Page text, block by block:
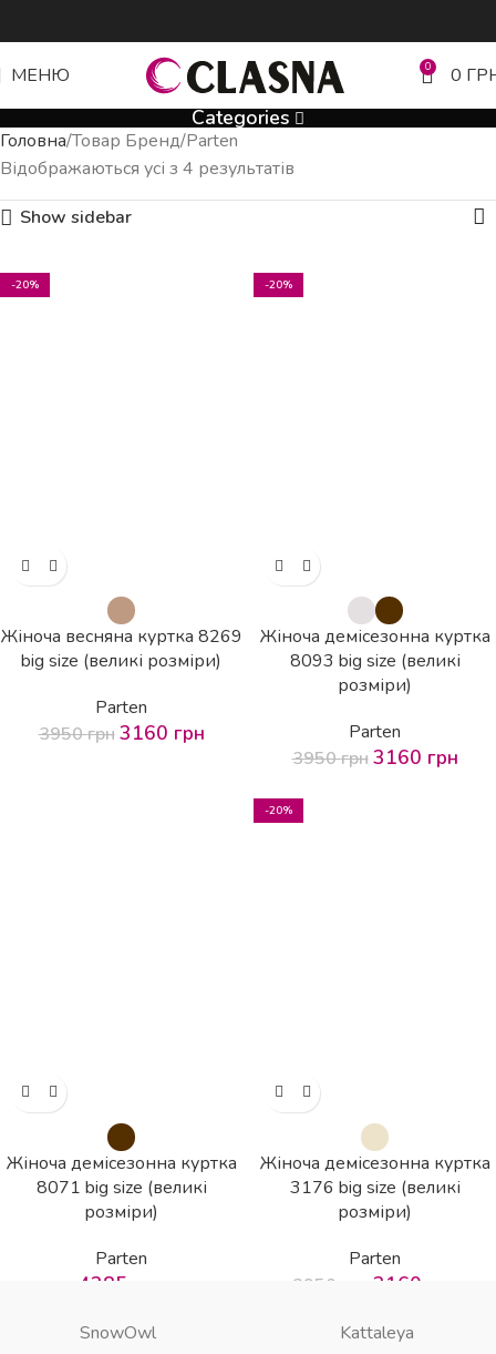
МЕНЮ 0 0
Categories
Головна Товар Бренд Parten
Відображаються усі з 4 результатів
Show sidebar
-20%
Жіноча весняна куртка 8269
big size (великі розміри)
Parten
3950грн 3160 грн
-20%
Жіноча демісезонна куртка
8093 big size (великі
розміри)
Parten
3950грн 3160 грн
Жіноча демісезонна куртка
8071 big size (великі
розміри)
Parten
4385
-20%
Жіноча демісезонна куртка
3176 big size (великі
розміри)
Parten
3950
3160
SnowOwl Kattaleya